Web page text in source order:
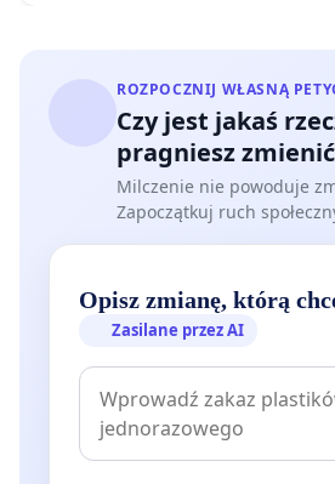
ROZPOCZNIJ WŁASNĄ
Czy jest jakaś
pragniesz
Milczenie nie powoduje
Zapoczątkuj ruch
Opisz zmianę, którą
Zasilane przez AI